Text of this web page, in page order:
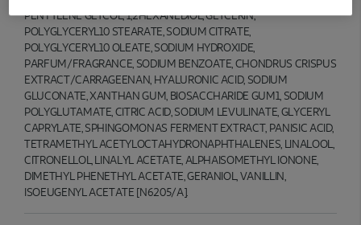
PENTYLENE GLYCOL, 1,2HEXANEDIOL, GLYCERIN,
POLYGLYCERYL10 STEARATE, SODIUM CITRATE,
POLYGLYCERYL10 OLEATE, SODIUM HYDROXIDE,
PARFUM/FRAGRANCE, SODIUM BENZOATE, CHONDRUS CRISPUS
EXTRACT/CARRAGEENAN, HYALURONIC ACID, SODIUM
GLUCONATE, XANTHAN GUM, BIOSACCHARIDE GUM1, SODIUM
POLYGLUTAMATE, CITRIC ACID, SODIUM LEVULINATE, GLYCERYL
CAPRYLATE, SPHINGOMONAS FERMENT EXTRACT, PANISIC ACID,
TETRAMETHYL ACETYLOCTAHYDRONAPHTHALENES, LINALOOL,
CITRONELLOL, LINALYL ACETATE, ALPHAISOMETHYL IONONE,
DIMETHYL PHENETHYL ACETATE, GERANIOL, VANILLIN,
ISOEUGENYL ACETATE [N6205/A].